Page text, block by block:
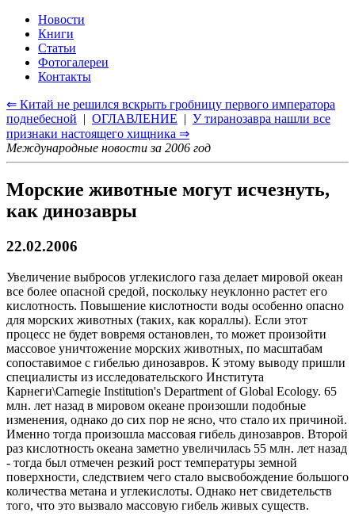
Новости
Книги
Статьи
Фотогалереи
Контакты
⇐ Китай не решился вскрыть гробницу первого императора
поднебесной | ОГЛАВЛЕНИЕ | У тиранозавра нашли все
признаки настоящего хищника ⇒
Международные новости за 2006 год
Морские животные могут исчезнуть,
как динозавры
22.02.2006
Увеличение выбросов углекислого газа делает мировой океан
все более опасной средой, поскольку неуклонно растет его
кислотность. Повышение кислотности воды особенно опасно
для морских животных (таких, как кораллы). Если этот
процесс не будет вовремя остановлен, то может произойти
массовое уничтожение морских животных, по масштабам
сопоставимое с гибелью динозавров. К этому выводу пришли
специалисты из исследовательского Института
Карнеги\Carnegie Institution's Department of Global Ecology. 65
млн. лет назад в мировом океане произошли подобные
изменения, однако до сих пор не ясно, что стало их причиной.
Именно тогда произошла массовая гибель динозавров. Второй
раз кислотность океана заметно увеличилась 55 млн. лет назад
- тогда был отмечен резкий рост температуры земной
поверхности, следствием чего стало высвобождение большого
количества метана и углекислоты. Однако нет свидетельств
того, что это вызвало массовую гибель живых существ.